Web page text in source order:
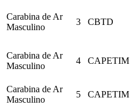
Carabina de Ar
Masculino
3 CBTD
Carabina de Ar
Masculino
4 CAPETIM
Carabina de Ar
Masculino
5 CAPETIM